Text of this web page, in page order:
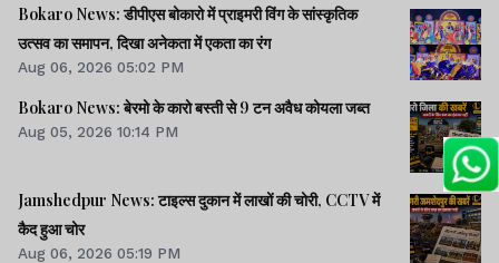
Bokaro News: डीपीएस बोकारो में प्राइमरी विंग के सांस्कृतिक
उत्सव का समापन, दिखा अनेकता में एकता का रंग
Aug 06, 2026 05:02 PM
Bokaro News: बेरमो के कारो बस्ती से 9 टन अवैध कोयला जब्त
Aug 05, 2026 10:14 PM
Jamshedpur News: टाइल्स दुकान में लाखों की चोरी, CCTV में
कैद हुआ चोर
Aug 06, 2026 05:19 PM